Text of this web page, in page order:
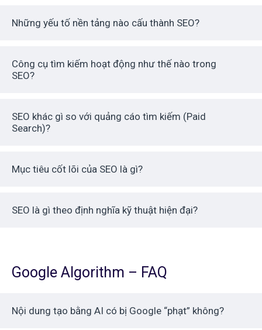
Những yếu tố nền tảng nào cấu thành SEO?
Công cụ tìm kiếm hoạt động như thế nào trong
SEO?
SEO khác gì so với quảng cáo tìm kiếm (Paid
Search)?
Mục tiêu cốt lõi của SEO là gì?
SEO là gì theo định nghĩa kỹ thuật hiện đại?
Google Algorithm – FAQ
Nội dung tạo bằng AI có bị Google “phạt” không?